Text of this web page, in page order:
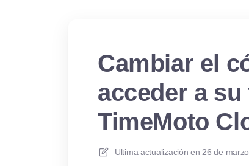
Cambiar el
acceder a
TimeMoto
Ultima actualización en 26 de